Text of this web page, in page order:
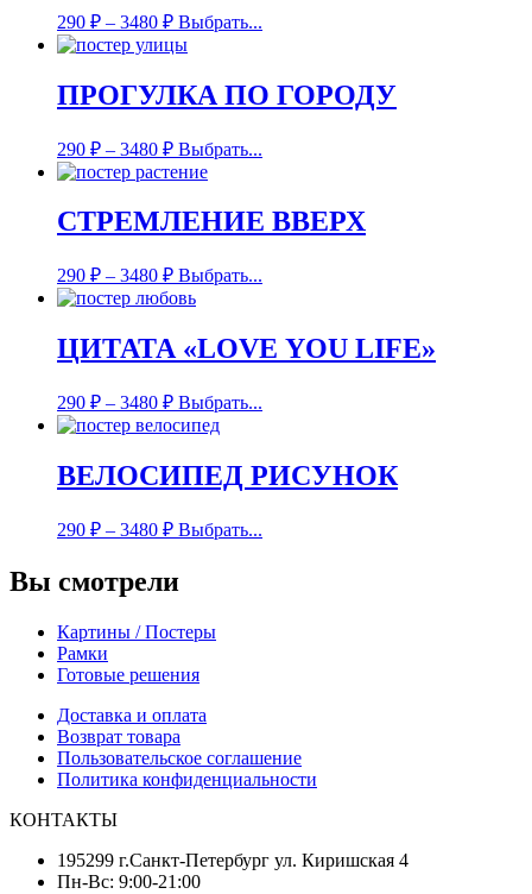
290 ₽ – 3480 ₽ Выбрать...
ПРОГУЛКА ПО ГОРОДУ
290 ₽ – 3480 ₽ Выбрать...
СТРЕМЛЕНИЕ ВВЕРХ
290 ₽ – 3480 ₽ Выбрать...
ЦИТАТА «LOVE YOU LIFE»
290 ₽ – 3480 ₽ Выбрать...
ВЕЛОСИПЕД РИСУНОК
290 ₽ – 3480 ₽ Выбрать...
Вы смотрели
Картины / Постеры
Рамки
Готовые решения
Доставка и оплата
Возврат товара
Пользовательское соглашение
Политика конфиденциальности
КОНТАКТЫ
195299 г.Санкт-Петербург ул. Киришская 4
Пн-Вс: 9:00-21:00